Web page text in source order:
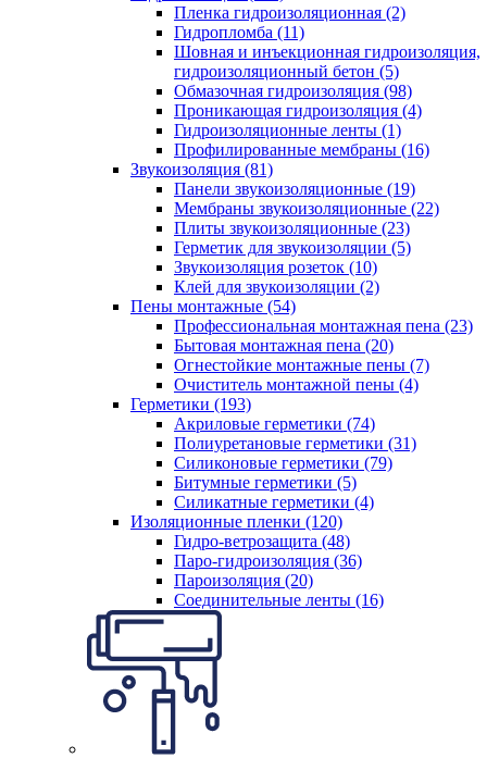
Пленка гидроизоляционная (2)
Гидропломба (11)
Шовная и инъекционная гидроизоляция,
гидроизоляционный бетон (5)
Обмазочная гидроизоляция (98)
Проникающая гидроизоляция (4)
Гидроизоляционные ленты (1)
Профилированные мембраны (16)
Звукоизоляция (81)
Панели звукоизоляционные (19)
Мембраны звукоизоляционные (22)
Плиты звукоизоляционные (23)
Герметик для звукоизоляции (5)
Звукоизоляция розеток (10)
Клей для звукоизоляции (2)
Пены монтажные (54)
Профессиональная монтажная пена (23)
Бытовая монтажная пена (20)
Огнестойкие монтажные пены (7)
Очиститель монтажной пены (4)
Герметики (193)
Акриловые герметики (74)
Полиуретановые герметики (31)
Силиконовые герметики (79)
Битумные герметики (5)
Силикатные герметики (4)
Изоляционные пленки (120)
Гидро-ветрозащита (48)
Паро-гидроизоляция (36)
Пароизоляция (20)
Соединительные ленты (16)